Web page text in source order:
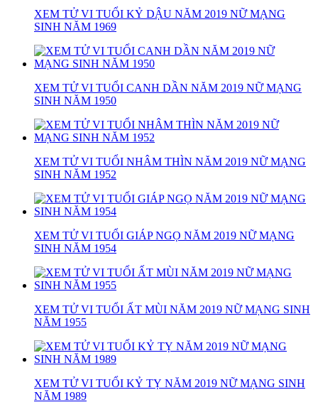
XEM TỬ VI TUỔI KỶ DẬU NĂM 2019 NỮ MẠNG
SINH NĂM 1969
XEM TỬ VI TUỔI CANH DẦN NĂM 2019 NỮ MẠNG
SINH NĂM 1950
XEM TỬ VI TUỔI NHÂM THÌN NĂM 2019 NỮ MẠNG
SINH NĂM 1952
XEM TỬ VI TUỔI GIÁP NGỌ NĂM 2019 NỮ MẠNG
SINH NĂM 1954
XEM TỬ VI TUỔI ẤT MÙI NĂM 2019 NỮ MẠNG SINH
NĂM 1955
XEM TỬ VI TUỔI KỶ TỴ NĂM 2019 NỮ MẠNG SINH
NĂM 1989